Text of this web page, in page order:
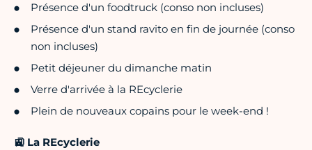
Présence d'un foodtruck (conso non incluses)
Présence d'un stand ravito en fin de journée (conso
non incluses)
Petit déjeuner du dimanche matin
Verre d'arrivée à la REcyclerie
Plein de nouveaux copains pour le week-end !
🚉 La REcyclerie